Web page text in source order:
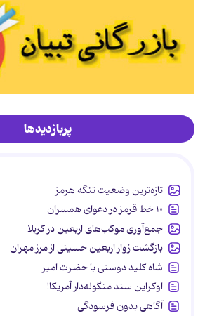
پربازدیدها
تازه‌ترین وضعیت تنگه هرمز
۱۰ خط قرمز در دعوای همسران
جمع‌آوری موکب‌های اربعین در کربلا
بازگشت زوار اربعین حسینی از مرز مهران
شاه کلید دوستی با حضرت امیر
اوکراین سند منگوله‌دار آمریکا!
آگاهی بدون فرسودگی